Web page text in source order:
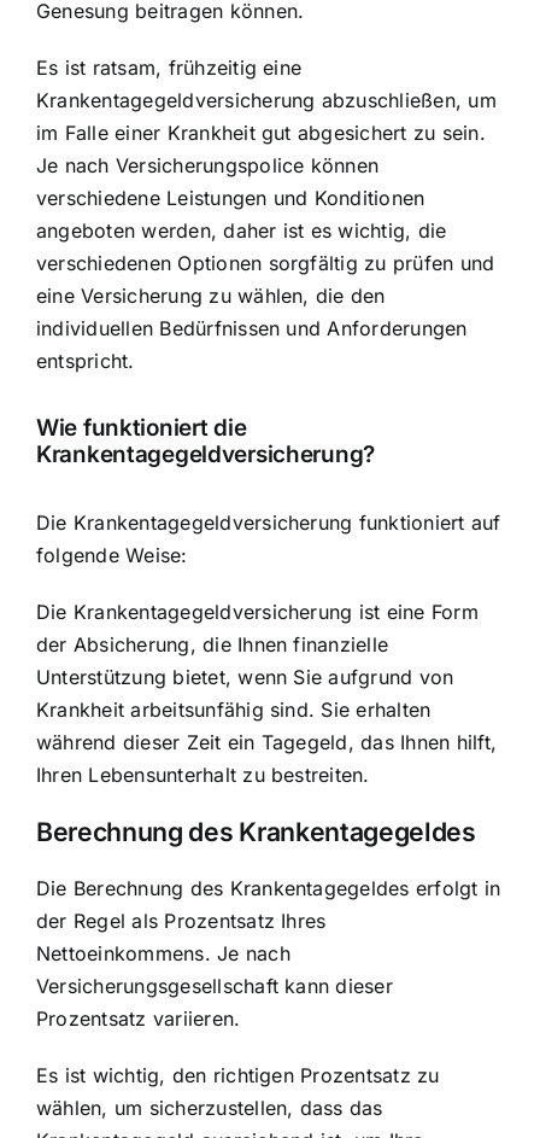
Genesung beitragen können.
Es ist ratsam, frühzeitig eine
Krankentagegeldversicherung abzuschließen, um
im Falle einer Krankheit gut abgesichert zu sein.
Je nach Versicherungspolice können
verschiedene Leistungen und Konditionen
angeboten werden, daher ist es wichtig, die
verschiedenen Optionen sorgfältig zu prüfen und
eine Versicherung zu wählen, die den
individuellen Bedürfnissen und Anforderungen
entspricht.
Wie funktioniert die
Krankentagegeldversicherung?
Die Krankentagegeldversicherung funktioniert auf
folgende Weise:
Die Krankentagegeldversicherung ist eine Form
der Absicherung, die Ihnenfinanzielle
Unterstützung bietet, wenn Sie aufgrund von
Krankheit arbeitsunfähig sind. Sie erhalten
während dieser Zeit ein Tagegeld, das Ihnen hilft,
Ihren Lebensunterhalt zu bestreiten.
Berechnung des Krankentagegeldes
Die Berechnung des Krankentagegeldes erfolgt in
der Regel als Prozentsatz Ihres
Nettoeinkommens. Je nach
Versicherungsgesellschaft kann dieser
Prozentsatz variieren.
Es ist wichtig, den richtigen Prozentsatz zu
wählen, um sicherzustellen, dass das